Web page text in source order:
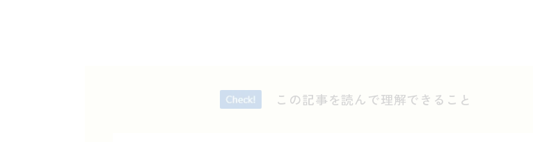
この記事を読んで理解できること